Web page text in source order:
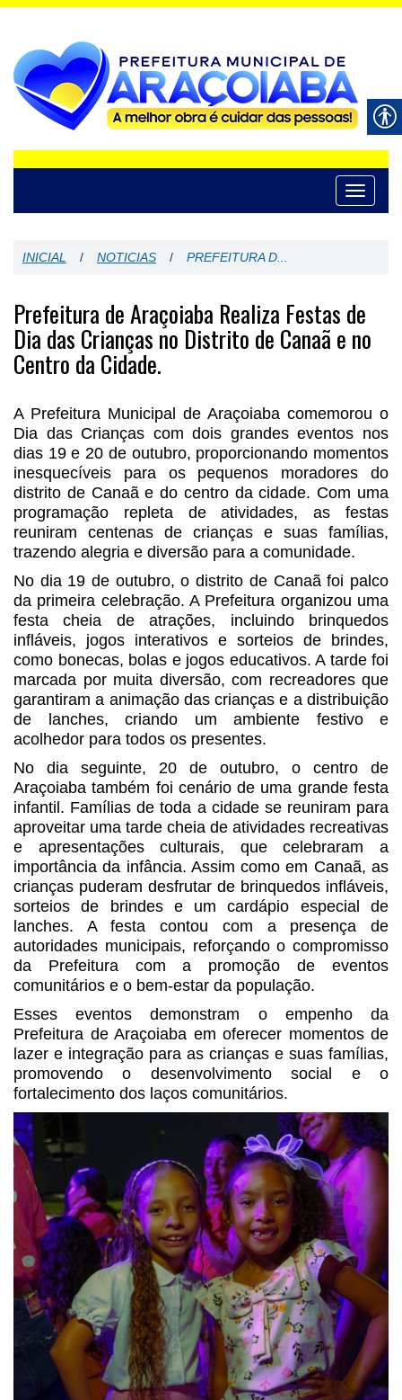
Toggle
INICIAL / NOTICIAS / PREFEITURA D...
Prefeitura de Araçoiaba Realiza Festas de
Dia das Crianças no Distrito de Canaã e no
Centro da Cidade.
A Prefeitura Municipal de Araçoiaba comemorou o
Dia das Crianças com dois grandes eventos nos
dias 19 e 20 de outubro, proporcionando momentos
inesquecíveis para os pequenos moradores do
distrito de Canaã e do centro da cidade. Com uma
programação repleta de atividades, as festas
reuniram centenas de crianças e suas famílias,
trazendo alegria e diversão para a comunidade.
No dia 19 de outubro, o distrito de Canaã foi palco
da primeira celebração. A Prefeitura organizou uma
festa cheia de atrações, incluindo brinquedos
infláveis, jogos interativos e sorteios de brindes,
como bonecas, bolas e jogos educativos. A tarde foi
marcada por muita diversão, com recreadores que
garantiram a animação das crianças e a distribuição
de lanches, criando um ambiente festivo e
acolhedor para todos os presentes.
No dia seguinte, 20 de outubro, o centro de
Araçoiaba também foi cenário de uma grande festa
infantil. Famílias de toda a cidade se reuniram para
aproveitar uma tarde cheia de atividades recreativas
e apresentações culturais, que celebraram a
importância da infância. Assim como em Canaã, as
crianças puderam desfrutar de brinquedos infláveis,
sorteios de brindes e um cardápio especial de
lanches. A festa contou com a presença de
autoridades municipais, reforçando o compromisso
da Prefeitura com a promoção de eventos
comunitários e o bem-estar da população.
Esses eventos demonstram o empenho da
Prefeitura de Araçoiaba em oferecer momentos de
lazer e integração para as crianças e suas famílias,
promovendo o desenvolvimento social e o
fortalecimento dos laços comunitários.